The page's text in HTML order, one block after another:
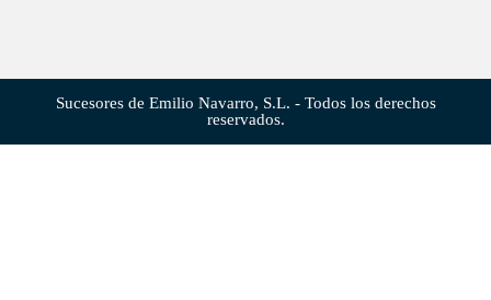
Sucesores de Emilio Navarro, S.L. - Todos los derechos
reservados.